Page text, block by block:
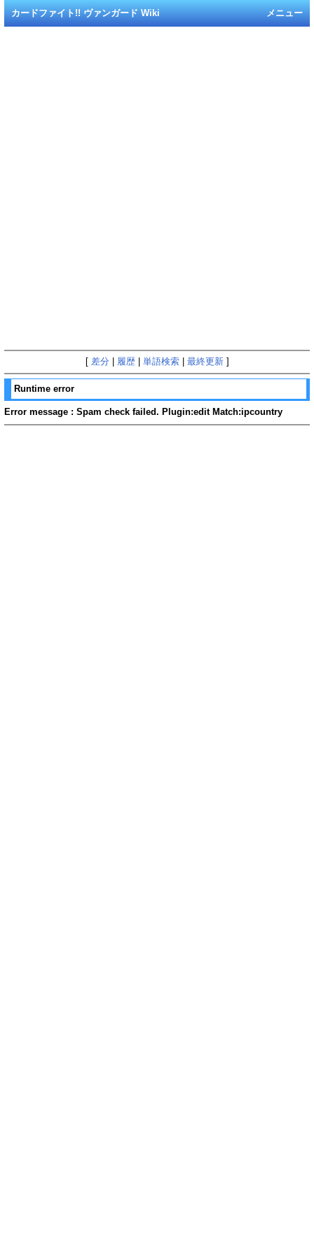
メニュー
カードファイト!! ヴァンガード Wiki
[ 差分 履歴| 単語検索| 最終更新]
Runtime error
Error message : Spam check failed. Plugin:edit Match:ipcountry